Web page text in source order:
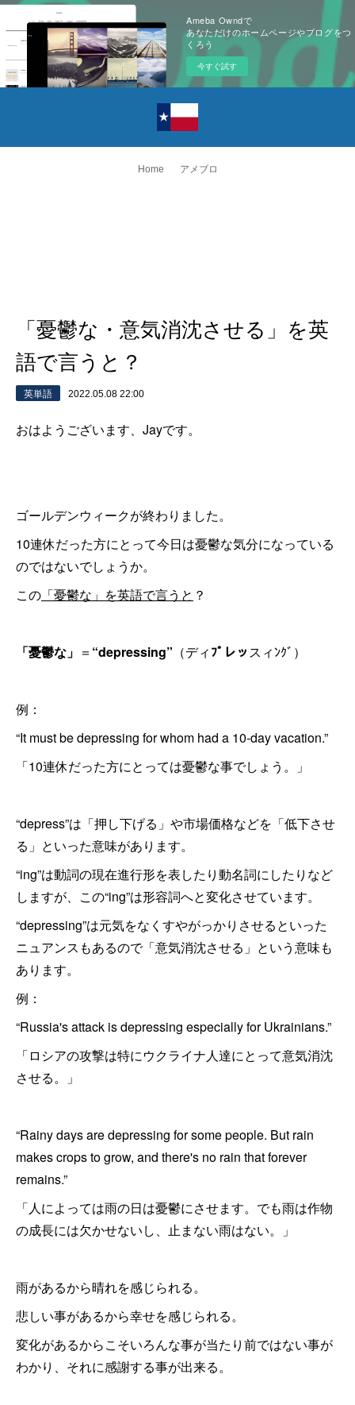
Ameba Owndで
あなただけのホームページやブログをつ
くろう
今すぐ試す
Home アメブロ
「憂鬱な・意気消沈させる」を英
語で言うと？
英単語 2022.05.08 22:00
おはようございます、Jayです。
ゴールデンウィークが終わりました。
10連休だった方にとって今日は憂鬱な気分になっている
のではないでしょうか。
この 「憂鬱な」を英語で言うと ？
「憂鬱な」 ＝ “depressing” （ディﾌﾟレッスィﾝｸﾞ）
例：
“It must be depressing for whom had a 10-day vacation.”
「10連休だった方にとっては憂鬱な事でしょう。」
“depress”は「押し下げる」や市場価格などを「低下させ
る」といった意味があります。
“ing”は動詞の現在進行形を表したり動名詞にしたりなど
しますが、この“ing”は形容詞へと変化させています。
“depressing”は元気をなくすやがっかりさせるといった
ニュアンスもあるので「意気消沈させる」という意味も
あります。
例：
“Russia's attack is depressing especially for Ukrainians.”
「ロシアの攻撃は特にウクライナ人達にとって意気消沈
させる。」
“Rainy days are depressing for some people. But rain
makes crops to grow, and there's no rain that forever
remains.”
「人によっては雨の日は憂鬱にさせます。でも雨は作物
の成長には欠かせないし、止まない雨はない。」
雨があるから晴れを感じられる。
悲しい事があるから幸せを感じられる。
変化があるからこそいろんな事が当たり前ではない事が
わかり、それに感謝する事が出来る。